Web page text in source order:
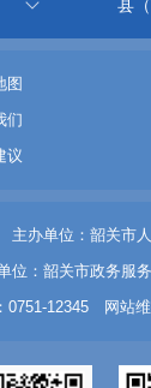
县
图
们
议
主办单位：韶关市
位：韶关市政务服
0751-12345 网站